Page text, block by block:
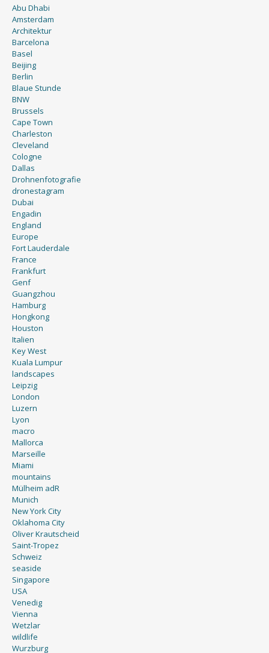
Amsterdam
Architektur
Barcelona
Basel
Beijing
Berlin
Blaue Stunde
BNW
Brussels
Cape Town
Charleston
Cleveland
Cologne
Dallas
Drohnenfotografie
dronestagram
Dubai
Engadin
England
Europe
Fort Lauderdale
France
Frankfurt
Genf
Guangzhou
Hamburg
Hongkong
Houston
Italien
Key West
Kuala Lumpur
landscapes
Leipzig
London
Luzern
Lyon
macro
Mallorca
Marseille
Miami
mountains
Mülheim adR
Munich
New York City
Oklahoma City
Oliver Krautscheid
Saint-Tropez
Schweiz
seaside
Singapore
USA
Venedig
Vienna
Wetzlar
wildlife
Wurzburg
Zurich